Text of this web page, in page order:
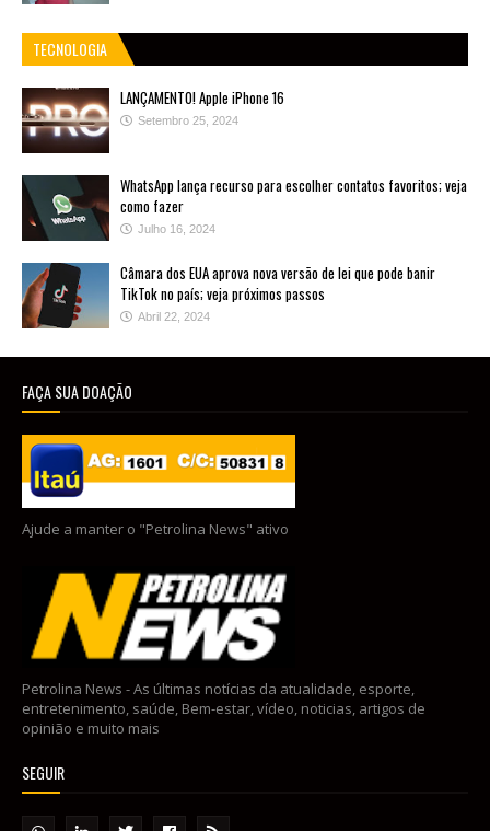
TECNOLOGIA
LANÇAMENTO! Apple iPhone 16
Setembro 25, 2024
WhatsApp lança recurso para escolher contatos favoritos; veja
como fazer
Julho 16, 2024
Câmara dos EUA aprova nova versão de lei que pode banir
TikTok no país; veja próximos passos
Abril 22, 2024
FAÇA SUA DOAÇÃO
Ajude a manter o "Petrolina News" ativo
Petrolina News - As últimas notícias da atualidade, esporte,
entretenimento, saúde, Bem-estar, vídeo, noticias, artigos de
opinião e muito mais
SEGUIR